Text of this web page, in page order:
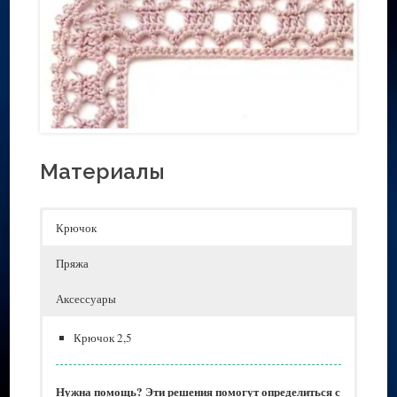
Материалы
Крючок
Пряжа
Аксессуары
Крючок 2,5
Нужна помощь? Эти решения помогут определиться с